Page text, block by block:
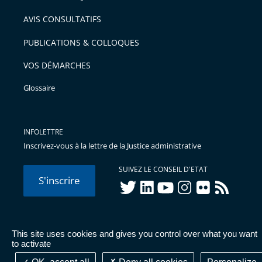
This site uses cookies and gives you control over what you want
to activate
avant
AVIS CONSULTATIFS
PUBLICATIONS & COLLOQUES
VOS DÉMARCHES
Glossaire
INFOLETTRE
Inscrivez-vous à la lettre de la Justice administrative
S'inscrire
SUIVEZ LE CONSEIL D'ETAT
twitterlinkedInyoutubeinstagram
flickr rss
© Conseil d'État 2026 - Mentions légales
Données
personnelles-Publications administratives-Accessibilité :